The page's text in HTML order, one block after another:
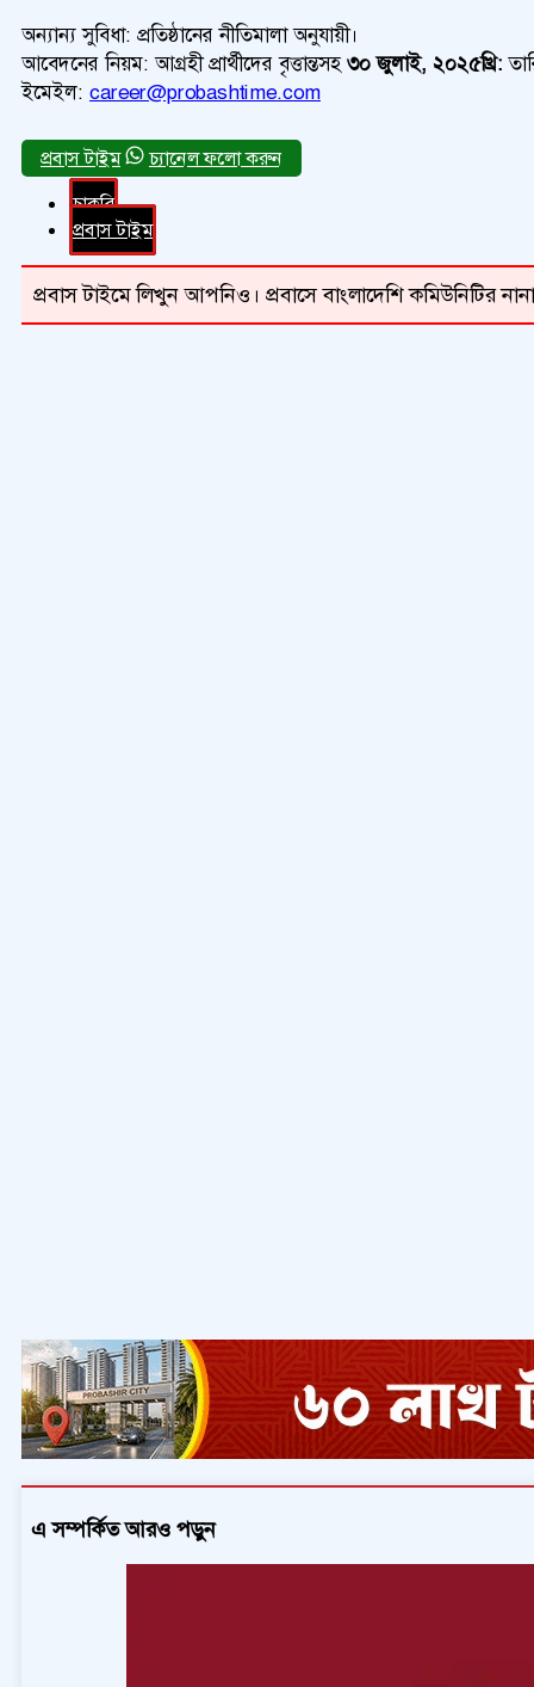
অন্যান্য সুবিধা: প্রতিষ্ঠানের নীতিমালা অনুযায়ী।
আবেদনের নিয়ম: আগ্রহী প্রার্থীদের বৃত্তান্তসহ ৩০ জুলাই, ২০২৫খ্রি:
ইমেইল: career@probashtime.com
চ্যানেল ফলো করুন
চাকরি
প্রবাস টাইম
প্রবাস টাইমে লিখুন আপনিও। প্রবাসে বাংলাদেশি কমিউনিটির
এ সম্পর্কিত আরও পড়ুন